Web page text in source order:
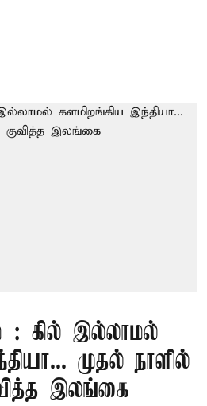
: கில் இல்லாமல்
முதல் நாளில்
இலங்கை